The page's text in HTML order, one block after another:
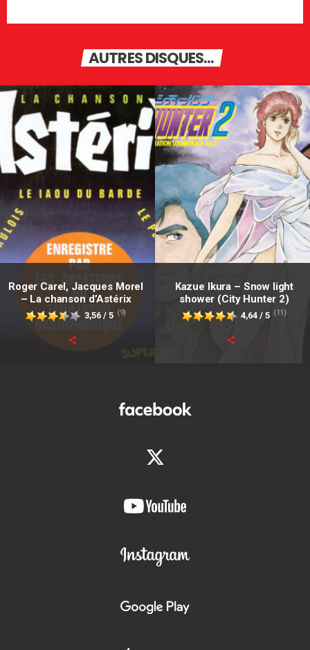
AUTRES DISQUES...
Roger Carel, Jacques Morel
– La chanson d’Astérix
3,56 / 5 (9)
Kazue Ikura – Snow light
shower (City Hunter 2)
4,64 / 5 (11)